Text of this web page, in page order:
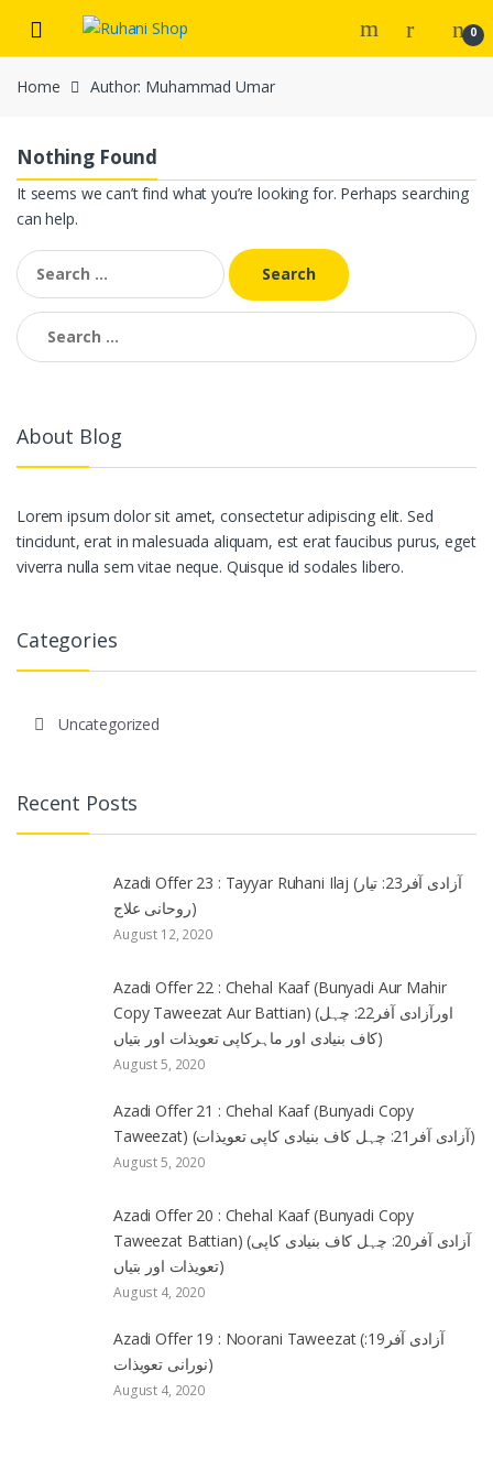
navigation
content
0
Home Author: Muhammad Umar
Nothing Found
It seems we can’t find what you’re looking for. Perhaps searching
can help.
Search
for:
Search
for:
About Blog
Lorem ipsum dolor sit amet, consectetur adipiscing elit. Sed
tincidunt, erat in malesuada aliquam, est erat faucibus purus, eget
viverra nulla sem vitae neque. Quisque id sodales libero.
Categories
Uncategorized
Recent Posts
Azadi Offer 23 : Tayyar Ruhani Ilaj (آزادی آفر23: تیار
روحانی علاج)
August 12, 2020
Azadi Offer 22 : Chehal Kaaf (Bunyadi Aur Mahir
Copy Taweezat Aur Battian) (اورآزادی آفر22: چہل
کاف بنیادی اور ماہرکاپی تعویذات اور بتیاں)
August 5, 2020
Azadi Offer 21 : Chehal Kaaf (Bunyadi Copy
Taweezat) (آزادی آفر21: چہل کاف بنیادی کاپی تعویذات)
August 5, 2020
Azadi Offer 20 : Chehal Kaaf (Bunyadi Copy
Taweezat Battian) (آزادی آفر20: چہل کاف بنیادی کاپی
تعویذات اور بتیاں)
August 4, 2020
Azadi Offer 19 : Noorani Taweezat (آزادی آفر19:
نورانی تعویذات)
August 4, 2020